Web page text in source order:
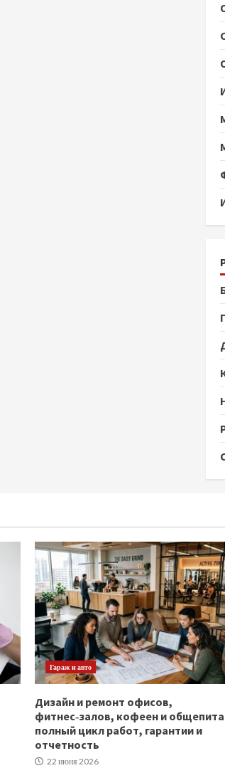
Гараж и авто
Дизайн и ремонт офисов,
фитнес‑залов, кофеен и
полный цикл работ, гарантии и
отчетность
22 июня 2026